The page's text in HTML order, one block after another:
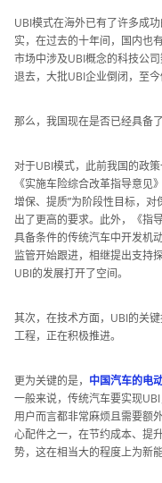
UBI模式在海外已有了许多成
实，在过去的十年间，国内也
市场中涉及UBI概念的科技公
退去，大批UBI企业倒闭，至今
那么，我国现在是否已经具备
对于UBI模式，此前我国的政
《实施车险综合改革指导意见
增保、提质”为阶段性目标，
出了更高的要求。此外，《指
具备条件的传统汽车中开发机
监管开始跟进，相继提出支持
UBI的发展打开了空间。
其次，在技术方面，UBI的关
工程，正在积极推进。
更为关键的是， 中国汽车的电
一般来说，传统汽车要实现
用户而言都非常麻烦且需要额
心配件之一，在节约成本、提
势，这在相当大的程度上为新